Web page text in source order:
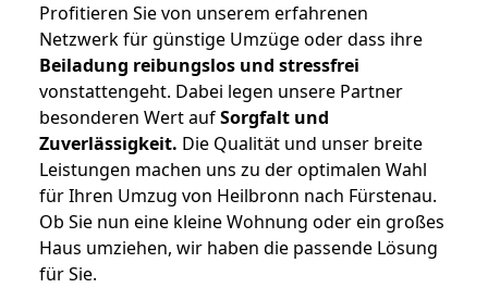
Profitieren Sie von unserem erfahrenen
Netzwerk für günstige Umzüge oder dass ihre
Beiladung reibungslos und stressfrei
vonstattengeht. Dabei legen unsere Partner
besonderen Wert aufSorgfalt und
Zuverlässigkeit. Die Qualität und unser breite
Leistungen machen uns zu der optimalen Wahl
für Ihren Umzug von Heilbronn nach Fürstenau.
Ob Sie nun eine kleine Wohnung oder ein großes
Haus umziehen, wir haben die passende Lösung
für Sie.